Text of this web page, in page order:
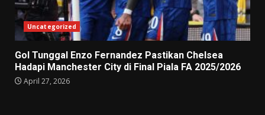
Uncategorized
Gol Tunggal Enzo Fernandez Pastikan Chelsea
Hadapi Manchester City di Final Piala FA 2025/2026
April 27, 2026